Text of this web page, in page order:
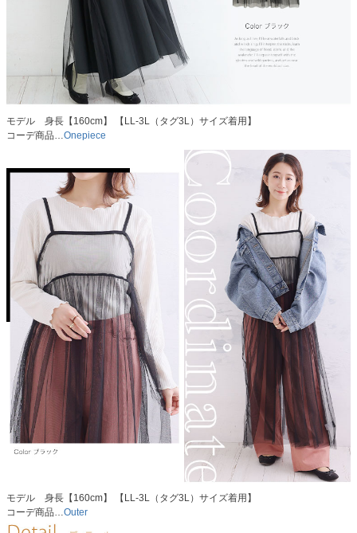
モデル 身長【160cm】 【LL-3L（タグ3L）サイズ着用】
コーデ商品…Onepiece
モデル 身長【160cm】 【LL-3L（タグ3L）サイズ着用】
コーデ商品…Outer